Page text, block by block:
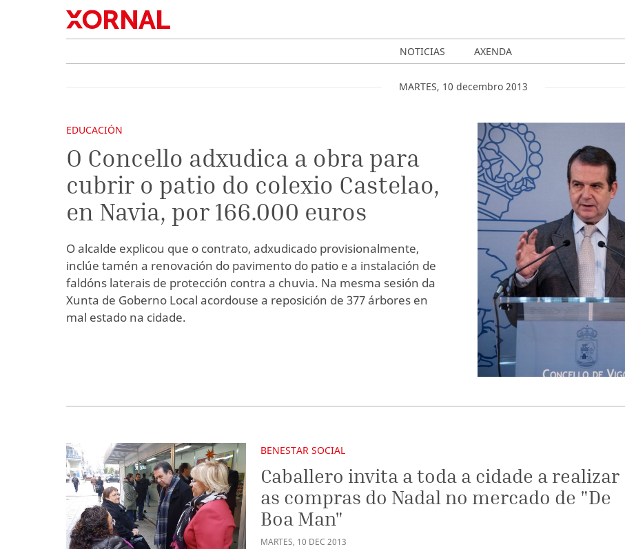
NOTICIAS AXENDA
MARTES, 10 decembro 2013
EDUCACIÓN
O Concello adxudica a obra para
cubrir o patio do colexio Castelao,
en Navia, por 166.000 euros
O alcalde explicou que o contrato, adxudicado provisionalmente,
inclúe tamén a renovación do pavimento do patio e a instalación de
faldóns laterais de protección contra a chuvia. Na mesma sesión da
Xunta de Goberno Local acordouse a reposición de 377 árbores en
mal estado na cidade.
BENESTAR SOCIAL
Caballero invita a toda a cidade a realizar
as compras do Nadal no mercado de "De
Boa Man"
MARTES, 10 DEC 2013